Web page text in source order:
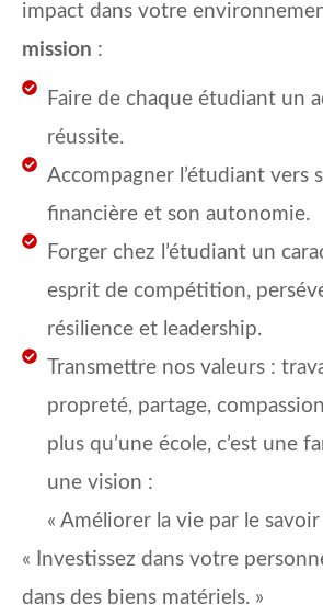
impact dans votre
mission :
Faire de chaque étudiant un
réussite.
Accompagner l’étudiant vers
financière et son autonomie.
Forger chez l’étudiant un
esprit de compétition,
résilience et leadership.
Transmettre nos valeurs :
propreté, partage,
plus qu’une école, c’est une
une vision :
« Améliorer la vie par le savoir
« Investissez dans votre
dans des biens matériels. »